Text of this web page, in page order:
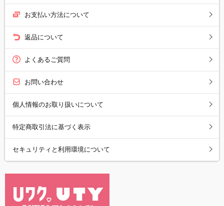
お支払い方法について
返品について
よくあるご質問
お問い合わせ
個人情報のお取り扱いについて
特定商取引法に基づく表示
セキュリティと利用環境について